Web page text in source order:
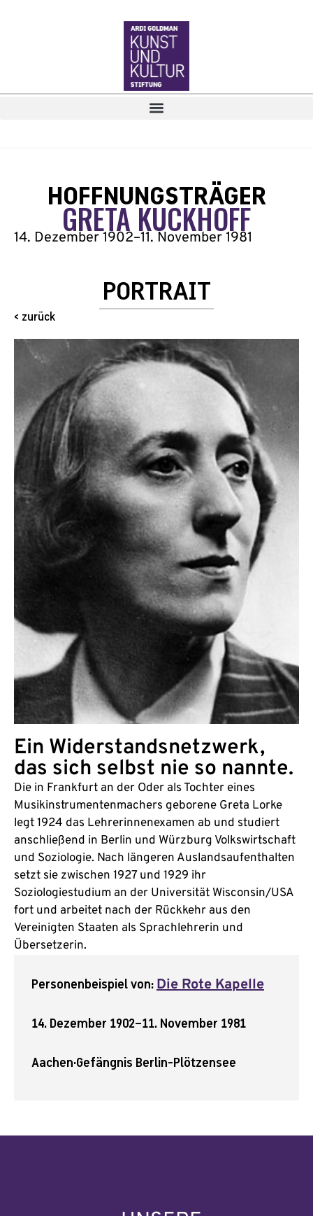
HOFFNUNGSTRÄGER
GRETA KUCKHOFF
14. Dezember 1902–11. November 1981
PORTRAIT
< zurück
Ein Widerstandsnetzwerk,
das sich selbst nie so nannte.
Die in Frankfurt an der Oder als Tochter eines
Musikinstrumentenmachers geborene Greta Lorke
legt 1924 das Lehrerinnenexamen ab und studiert
anschließend in Berlin und Würzburg Volkswirtschaft
und Soziologie. Nach längeren Auslandsaufenthalten
setzt sie zwischen 1927 und 1929 ihr
Soziologiestudium an der Universität Wisconsin/USA
fort und arbeitet nach der Rückkehr aus den
Vereinigten Staaten als Sprachlehrerin und
Übersetzerin.
Personenbeispiel von:Die Rote Kapelle
14. Dezember 1902–11. November 1981
Aachen·Gefängnis Berlin-Plötzensee